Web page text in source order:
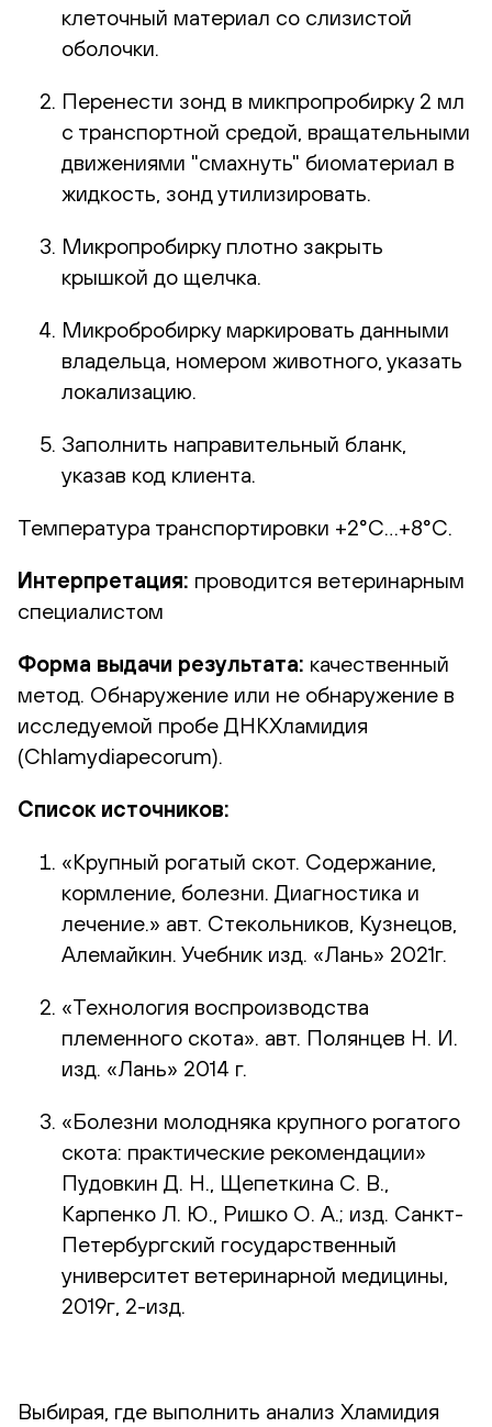
клеточный материал со слизистой
оболочки.
Перенести зонд в микпропробирку 2 мл
с транспортной средой, вращательными
движениями "смахнуть" биоматериал в
жидкость, зонд утилизировать.
Микропробирку плотно закрыть
крышкой до щелчка.
Микробробирку маркировать данными
владельца, номером животного, указать
локализацию.
Заполнить направительный бланк,
указав код клиента.
Температура транспортировки +2°С…+8°С.
Интерпретация: проводится ветеринарным
специалистом
Форма выдачи результата: качественный
метод. Обнаружение или не обнаружение в
исследуемой пробе ДНКХламидия
(Chlamydiapecorum).
Список источников:
«Крупный рогатый скот. Содержание,
кормление, болезни. Диагностика и
лечение.» авт. Стекольников, Кузнецов,
Алемайкин. Учебник изд. «Лань» 2021г.
«Технология воспроизводства
племенного скота». авт. Полянцев Н. И.
изд. «Лань» 2014 г.
«Болезни молодняка крупного рогатого
скота: практические рекомендации»
Пудовкин Д. Н., Щепеткина С. В.,
Карпенко Л. Ю., Ришко О. А.; изд. Санкт-
Петербургский государственный
университет ветеринарной медицины,
2019г, 2-изд.
Выбирая, где выполнить анализ Хламидия